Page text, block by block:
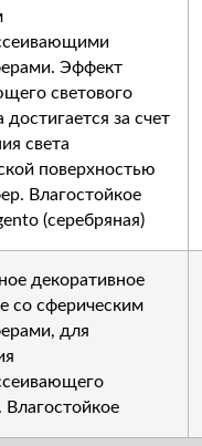
Эффект
светового
достигается за счет
света
поверхностью
Влагостойкое
(серебряная)
декоративное
со сферическим
для
Влагостойкое